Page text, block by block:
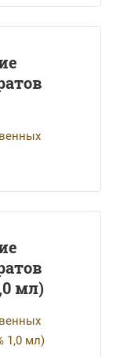
мл)
1,0 мл)